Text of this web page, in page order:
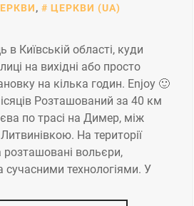
, ЦЕРКВИ (UA)
в Київській області, куди
на вихідні або просто
на кілька годин. Enjoy 🙂
Розташований за 40 км
по трасі на Димер, між
На території
вольєри,
сучасними технологіями. У